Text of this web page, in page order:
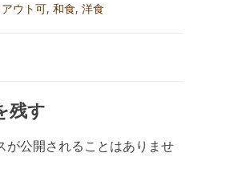
ウト可,和食,洋食
残す
が公開されることはありませ